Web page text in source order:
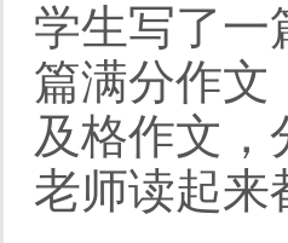
学生写了一
篇满分作文
及格作文，
老师读起来